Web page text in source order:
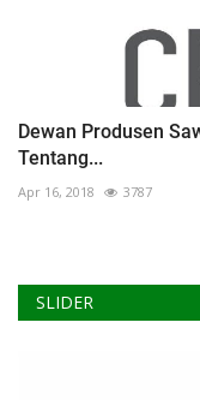
Dewan Produsen
Tentang...
Apr 16, 2018 3787
SLIDER